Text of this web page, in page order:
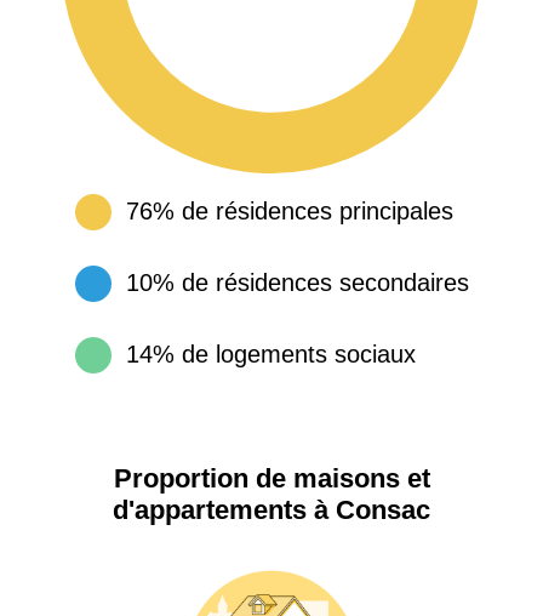
76% de résidences principales
10% de résidences secondaires
14% de logements sociaux
Proportion de maisons et
d'appartements à Consac